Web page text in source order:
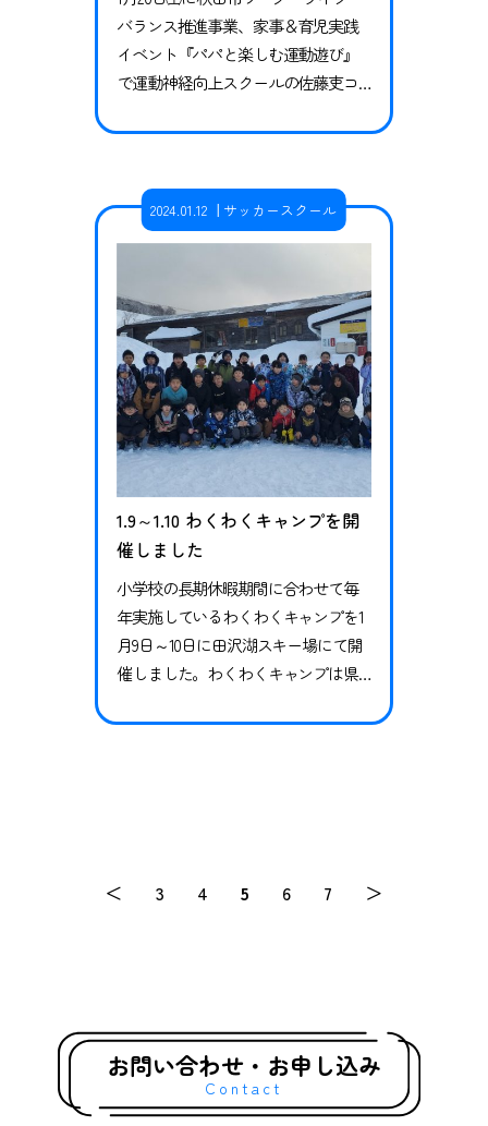
バランス推進事業、家事＆育児実践
イベント『パパと楽しむ運動遊び』
で運動神経向上スクールの佐藤吏コ
秋田市内にお住まいのご家族15家族を
えるたくさんの応募をいただきまし
た。 佐藤コーチはお父様達に対して
の変化、どんな運動遊びがどんな効
果をも…
2024.01.12 サッカースクール
1.9～1.10 わくわくキャンプを開
催しました
小学校の長期休暇期間に合わせて毎
年実施しているわくわくキャンプを1
月9日～10日に田沢湖スキー場にて開
催しました。わくわくキャンプは県
体験やものづくりなどを通じて人間
ちにスキーに触れ合ってもらうのを
＜ 3 4 5 6 7 ＞
お問い合わせ・お申し込み
Contact